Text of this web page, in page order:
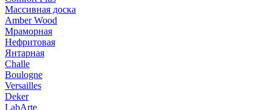
Массивная доска
Amber Wood
Мраморная
Нефритовая
Янтарная
Challe
Boulogne
Versailles
Deker
LabArte